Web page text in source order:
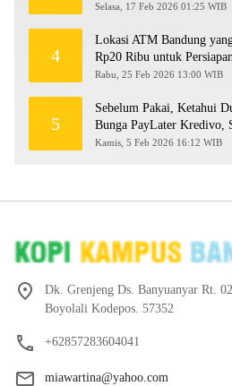
Selasa, 17 Feb 2026 01:25 WIB
4
Lokasi ATM Bandung
Rp20 Ribu untuk
Rabu, 25 Feb 2026 13:00 WIB
5
Sebelum Pakai, Ketahui
Bunga PayLater Kredivo,
2026
Kamis, 5 Feb 2026 16:12 WIB
Dk. Grenjeng Ds. Banyuanyar Rt.
Boyolali Kodepos. 57352
+62857283604041
miawartina@yahoo.com